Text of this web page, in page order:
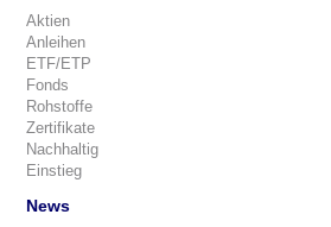
Aktien
Anleihen
ETF/ETP
Fonds
Rohstoffe
Zertifikate
Nachhaltig
Einstieg
News